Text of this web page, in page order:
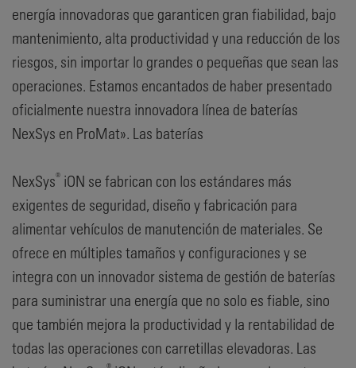
energía innovadoras que garanticen gran fiabilidad, bajo
mantenimiento, alta productividad y una reducción de los
riesgos, sin importar lo grandes o pequeñas que sean las
operaciones. Estamos encantados de haber presentado
oficialmente nuestra innovadora línea de baterías
NexSys en ProMat». Las baterías
NexSys® iON se fabrican con los estándares más
exigentes de seguridad, diseño y fabricación para
alimentar vehículos de manutención de materiales. Se
ofrece en múltiples tamaños y configuraciones y se
integra con un innovador sistema de gestión de baterías
para suministrar una energía que no solo es fiable, sino
que también mejora la productividad y la rentabilidad de
todas las operaciones con carretillas elevadoras. Las